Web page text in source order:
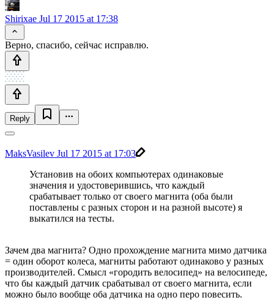
Shirixae Jul 17 2015 at 17:38
Верно, спасибо, сейчас исправлю.
Reply
MaksVasilev Jul 17 2015 at 17:03
Установив на обоих компьютерах одинаковые
значения и удостоверившись, что каждый
срабатывает только от своего магнита (оба были
поставлены с разных сторон и на разной высоте) я
выкатился на тесты.
Зачем два магнита? Одно прохождение магнита мимо датчика
= один оборот колеса, магниты работают одинаково у разных
производителей. Смысл «городить велосипед» на велосипеде,
что бы каждый датчик срабатывал от своего магнита, если
можно было вообще оба датчика на одно перо повесить.